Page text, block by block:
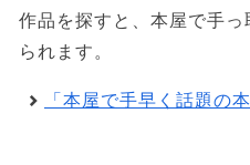
作品を探すと、本屋で手
られます。
「本屋で手早く話題の